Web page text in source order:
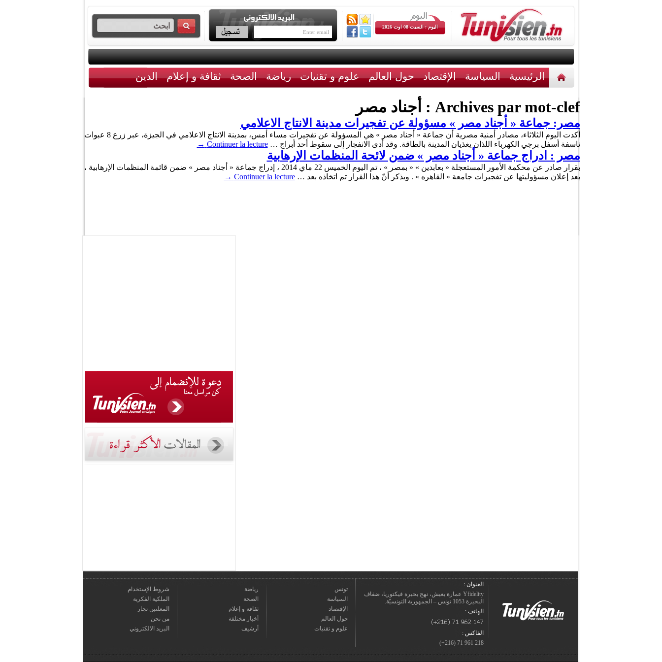
اليوم : السبت 08 اوت 2026
الرئيسية السياسة الإقتصاد حول العالم علوم و تقنيات رياضة الصحة ثقافة و إعلام الدين
أخبار مختلفة
Archives par mot-clef : أجناد مصر
مصر: جماعة « أجناد مصر » مسؤولة عن تفجيرات مدينة الانتاج الاعلامي
أكدت اليوم الثلاثاء، مصادر أمنية مصرية أن جماعة « أجناد مصر » هي المسؤولة عن تفجيرات مساء أمس، بمدينة الانتاج الاعلامي في الجيزة، عبر زرع 8 عبوات
ناسفة أسفل برجي الكهرباء اللذان يغذيان المدينة بالطاقة. وقد أدى الانفجار إلى سقوط أحد أبراج …Continuer la lecture
→
مصر : ادراج جماعة « أجناد مصر » ضمن لائحة المنظمات الإرهابية
بقرار صادر عن محكمة الأمور المستعجلة « بعابدين » « بمصر » ، تم اليوم الخميس 22 ماي 2014 ، إدراج جماعة « أجناد مصر » ضمن قائمة المنظمات الإرهابية ،
بعد إعلان مسؤوليتها عن تفجيرات جامعة « القاهره » . ويذكر أنّ هذا القرار تم اتخاذه بعد …Continuer la lecture
→
العنوان :
Yfidelity عمارة يعيش، نهج بحيرة فيكتوريا، ضفاف
البحيرة 1053 تونس – الجمهورية التونسيّة.
الهاتف :
الفاكس :
218 961 71 (216+)
تونس
السياسة
الإقتصاد
حول العالم
علوم و تقنيات
رياضة
الصحة
ثقافة و إعلام
أخبار مختلفة
أرشيف
شروط الإستخدام
الملكية الفكرية
المعلنين تجار
من نحن
البريد الالكتروني